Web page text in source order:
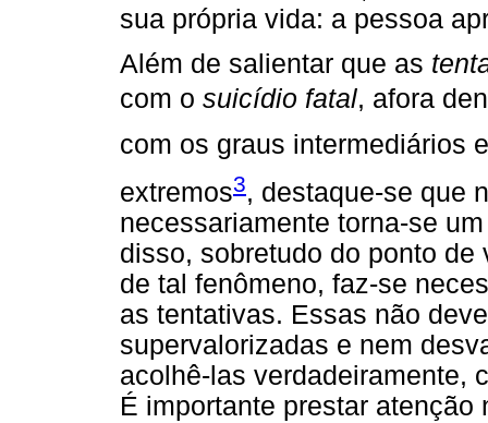
sua própria vida: a pessoa
Além de salientar que as
com o suicídio fatal, afora
com os graus intermediários
extremos3, destaque-se que
necessariamente torna-se
disso, sobretudo do ponto
de tal fenômeno, faz-se
as tentativas. Essas não
supervalorizadas e nem
acolhê-las verdadeiramente,
É importante prestar